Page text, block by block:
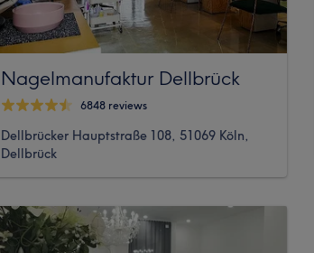
Nagelmanufaktur Dellbrück
6848 reviews
Dellbrücker Hauptstraße 108, 51069 Köln,
Dellbrück